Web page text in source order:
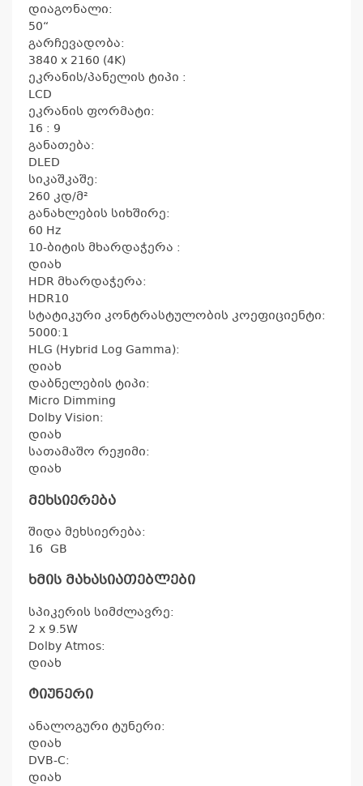
დიაგონალი:
50“
გარჩევადობა:
3840 x 2160 (4K)
ეკრანის/პანელის ტიპი :
LCD
ეკრანის ფორმატი:
16 : 9
განათება:
DLED
სიკაშკაშე:
260 კდ/მ²
განახლების სიხშირე:
60 Hz
10-ბიტის მხარდაჭერა :
დიახ
HDR მხარდაჭერა:
HDR10
სტატიკური კონტრასტულობის კოეფიციენტი:
5000:1
HLG (Hybrid Log Gamma):
დიახ
დაბნელების ტიპი:
Micro Dimming
Dolby Vision:
დიახ
სათამაშო რეჟიმი:
დიახ
მეხსიერება
შიდა მეხსიერება:
16 GB
ხმის მახასიათებლები
სპიკერის სიმძლავრე:
2 x 9.5W
Dolby Atmos:
დიახ
ტიუნერი
ანალოგური ტუნერი:
დიახ
DVB-C:
დიახ